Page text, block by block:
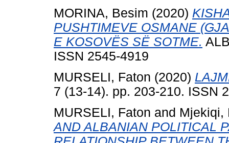
MORINA, Besim (2020)
PUSHTIMEVE OSMANE
E KOSOVËS SË SOTME.
ISSN 2545-4919
MURSELI, Faton (2020)
7 (13-14). pp. 203-210. ISSN
MURSELI, Faton and Mjekiqi,
AND ALBANIAN POLITICAL